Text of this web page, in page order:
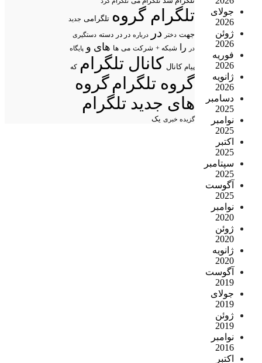
جولای
2026
ژوئن
2026
فوریه
2026
ژانویه
2026
دسامبر
2025
نوامبر
2025
اکتبر
2025
سپتامبر
2025
آگوست
2025
نوامبر
2020
ژوئن
2020
ژانویه
2020
آگوست
2019
جولای
2019
ژوئن
2019
نوامبر
2016
اکتبر
تلگرام گروه تلگرامی جدید
جهت دختر در درباره در در دسته دستگیری
در
را شبکه + شرکت می ها های و پایگاه
پیام کانال کانال تلگرام که
گروه تلگرامگروه
های جدید تلگرام
گزیده خبری یک